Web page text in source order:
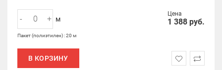
Цена
1 388 руб.
- + м
Пакет (полиэтилен) : 20 м
В КОРЗИНУ